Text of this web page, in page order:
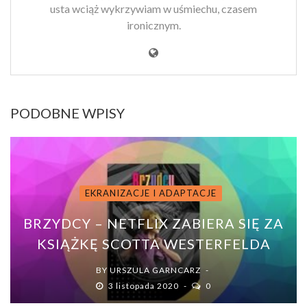
usta wciąż wykrzywiam w uśmiechu, czasem
ironicznym.
PODOBNE WPISY
EKRANIZACJE I ADAPTACJE
BRZYDCY – NETFLIX ZABIERA SIĘ ZA
KSIĄŻKĘ SCOTTA WESTERFELDA
BY URSZULA GARNCARZ
3 listopada 2020
0